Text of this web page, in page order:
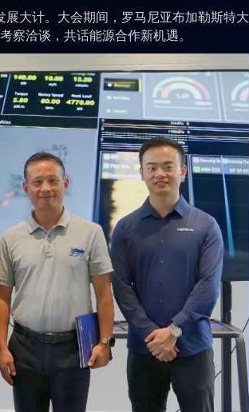
大计。大会期间，罗马尼亚布加勒斯特大
察洽谈，共话能源合作新机遇。